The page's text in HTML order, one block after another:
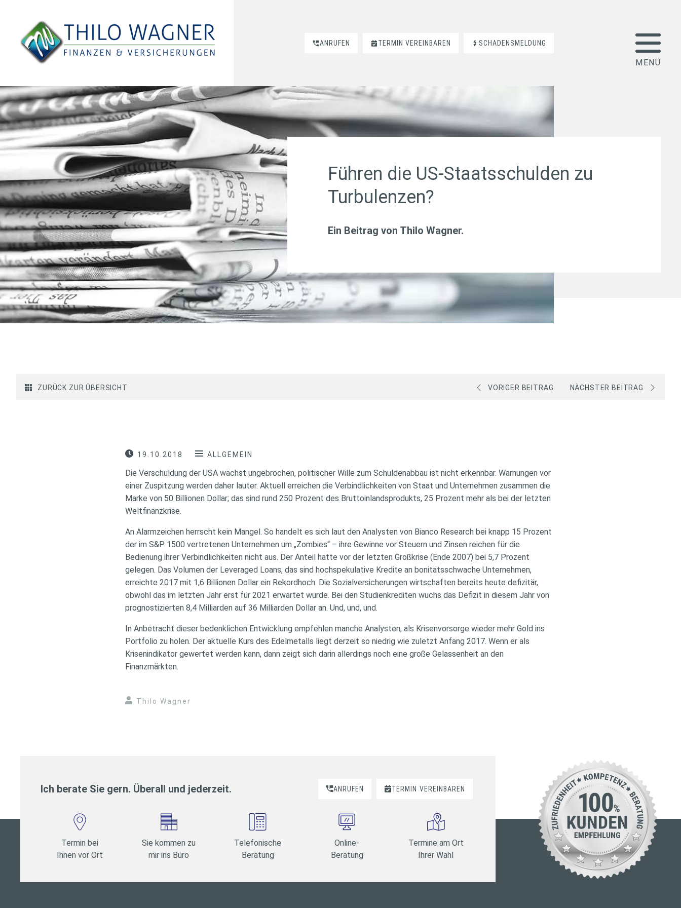
ANRUFEN TERMIN VEREINBAREN SCHADENSMELDUNG
Führen die US-Staatsschulden zu
Turbulenzen?
Ein Beitrag von Thilo Wagner.
ZURÜCK ZUR ÜBERSICHT VORIGER BEITRAG NÄCHSTER BEITRAG
19.10.2018 ALLGEMEIN
Die Verschuldung der USA wächst ungebrochen, politischer Wille zum Schuldenabbau ist nicht erkennbar. Warnungen vor
einer Zuspitzung werden daher lauter. Aktuell erreichen die Verbindlichkeiten von Staat und Unternehmen zusammen die
Marke von 50 Billionen Dollar; das sind rund 250 Prozent des Bruttoinlandsprodukts, 25 Prozent mehr als bei der letzten
Weltfinanzkrise.
An Alarmzeichen herrscht kein Mangel. So handelt es sich laut den Analysten von Bianco Research bei knapp 15 Prozent
der im S&P 1500 vertretenen Unternehmen um „Zombies“ – ihre Gewinne vor Steuern und Zinsen reichen für die
Bedienung ihrer Verbindlichkeiten nicht aus. Der Anteil hatte vor der letzten Großkrise (Ende 2007) bei 5,7 Prozent
gelegen. Das Volumen der Leveraged Loans, das sind hochspekulative Kredite an bonitätsschwache Unternehmen,
erreichte 2017 mit 1,6 Billionen Dollar ein Rekordhoch. Die Sozialversicherungen wirtschaften bereits heute defizitär,
obwohl das im letzten Jahr erst für 2021 erwartet wurde. Bei den Studienkrediten wuchs das Defizit in diesem Jahr von
prognostizierten 8,4 Milliarden auf 36 Milliarden Dollar an. Und, und, und.
In Anbetracht dieser bedenklichen Entwicklung empfehlen manche Analysten, als Krisenvorsorge wieder mehr Gold ins
Portfolio zu holen. Der aktuelle Kurs des Edelmetalls liegt derzeit so niedrig wie zuletzt Anfang 2017. Wenn er als
Krisenindikator gewertet werden kann, dann zeigt sich darin allerdings noch eine große Gelassenheit an den
Finanzmärkten.
Thilo Wagner
Ich berate Sie gern. Überall und jederzeit. ANRUFEN TERMIN VEREINBAREN
Termin bei
Ihnen vor Ort
Sie kommen zu
mir ins Büro
Telefonische
Beratung
Online-
Beratung
Termine am Ort
Ihrer Wahl